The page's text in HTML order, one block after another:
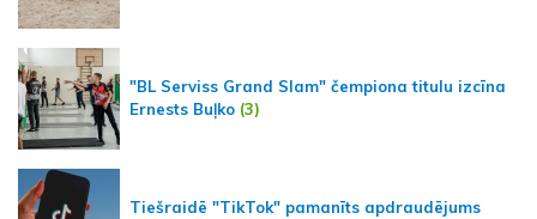
"BL Serviss Grand Slam" čempiona titulu izcīna
Ernests Buļko (3)
Tiešraidē "TikTok" pamanīts apdraudējums